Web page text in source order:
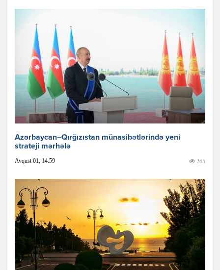
Azərbaycan–Qırğızıstan münasibətlərində yeni
strateji mərhələ
Avqust 01, 14:59 265